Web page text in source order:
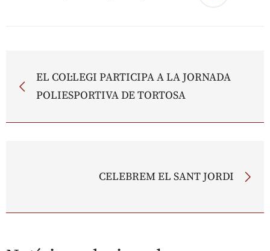
EL COL·LEGI PARTICIPA A LA JORNADA
POLIESPORTIVA DE TORTOSA
CELEBREM EL SANT JORDI